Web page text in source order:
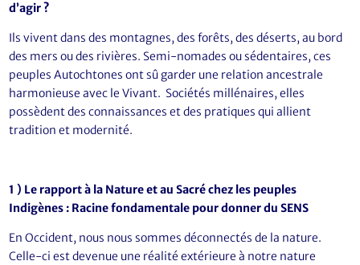
d’agir ?
Ils vivent dans des montagnes, des forêts, des déserts, au bord
des mers ou des rivières. Semi-nomades ou sédentaires, ces
peuples Autochtones ont sû garder une relation ancestrale
harmonieuse avec le Vivant. Sociétés millénaires, elles
possèdent des connaissances et des pratiques qui allient
tradition et modernité.
1 ) Le rapport à la Nature et au Sacré chez les peuples
Indigènes : Racine fondamentale pour donner du SENS
En Occident, nous nous sommes déconnectés de la nature.
Celle-ci est devenue une réalité extérieure à notre nature